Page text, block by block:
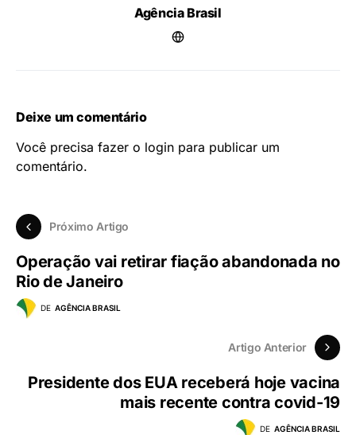
Agência Brasil
Deixe um comentário
Você precisa fazer o login para publicar um
comentário.
Próximo Artigo
Operação vai retirar fiação abandonada no
Rio de Janeiro
DE AGÊNCIA BRASIL
Artigo Anterior
Presidente dos EUA receberá hoje vacina
mais recente contra covid-19
DE AGÊNCIA BRASIL